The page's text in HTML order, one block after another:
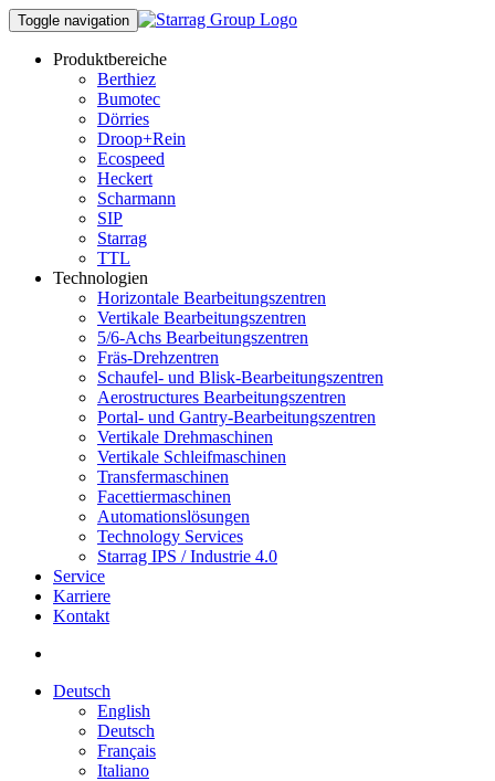
Toggle navigation
Produktbereiche
Berthiez
Bumotec
Dörries
Droop+Rein
Ecospeed
Heckert
Scharmann
SIP
Starrag
TTL
Technologien
Horizontale Bearbeitungszentren
Vertikale Bearbeitungszentren
5/6-Achs Bearbeitungszentren
Fräs-Drehzentren
Schaufel- und Blisk-Bearbeitungszentren
Aerostructures Bearbeitungszentren
Portal- und Gantry-Bearbeitungszentren
Vertikale Drehmaschinen
Vertikale Schleifmaschinen
Transfermaschinen
Facettiermaschinen
Automationslösungen
Technology Services
Starrag IPS / Industrie 4.0
Service
Karriere
Kontakt
Deutsch
English
Deutsch
Français
Italiano